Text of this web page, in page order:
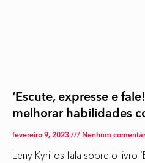
‘Escute, expresse e
melhorar habilidades
fevereiro 9, 2023 Nenhum
Leny Kyrillos fala sobre o livro